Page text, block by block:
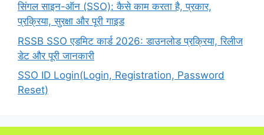
सिंगल साइन-ऑन (SSO): कैसे काम करता है, प्रकार,
प्रक्रिया, सुरक्षा और पूरी गाइड
RSSB SSO एडमिट कार्ड 2026: डाउनलोड प्रक्रिया, रिलीज
डेट और पूरी जानकारी
SSO ID Login(Login, Registration, Password
Reset)